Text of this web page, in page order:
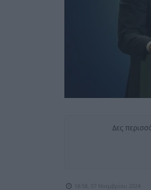
Δες
18:58, 07 Νοεμβρίου 2024